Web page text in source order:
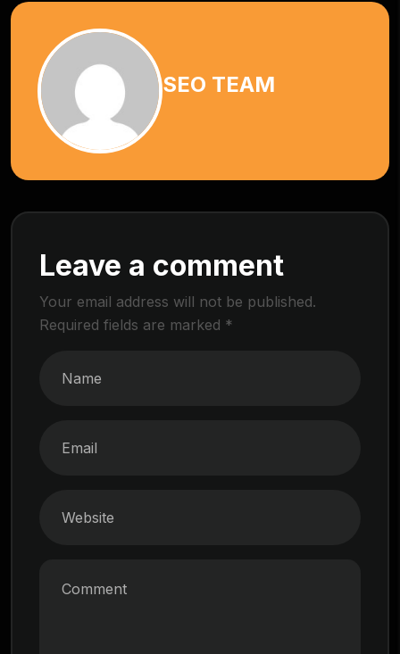
SEO TEAM
Leave a comment
Your email address will not be published.
Required fields are marked *